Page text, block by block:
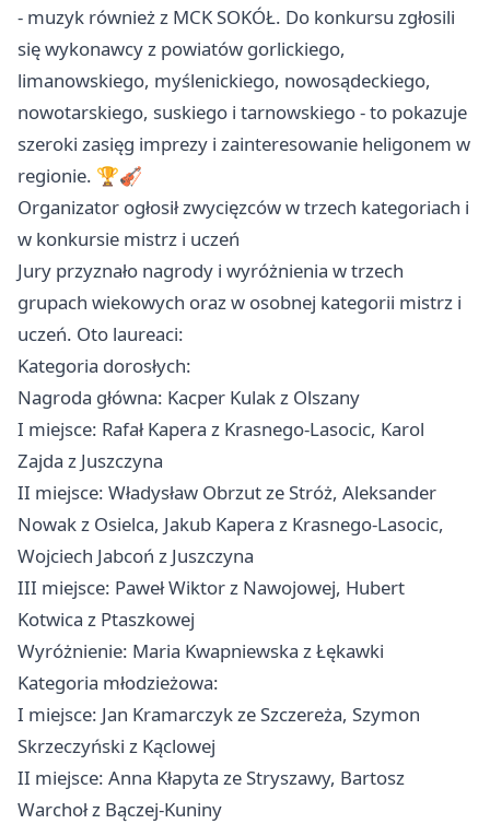
- muzyk również z MCK SOKÓŁ. Do konkursu zgłosili
się wykonawcy z powiatów gorlickiego,
limanowskiego, myślenickiego, nowosądeckiego,
nowotarskiego, suskiego i tarnowskiego - to pokazuje
szeroki zasięg imprezy i zainteresowanie heligonem w
regionie. 🏆🎻
Organizator ogłosił zwycięzców w trzech kategoriach i
w konkursie mistrz i uczeń
Jury przyznało nagrody i wyróżnienia w trzech
grupach wiekowych oraz w osobnej kategorii mistrz i
uczeń. Oto laureaci:
Kategoria dorosłych:
Nagroda główna: Kacper Kulak z Olszany
I miejsce: Rafał Kapera z Krasnego-Lasocic, Karol
Zajda z Juszczyna
II miejsce: Władysław Obrzut ze Stróż, Aleksander
Nowak z Osielca, Jakub Kapera z Krasnego-Lasocic,
Wojciech Jabcoń z Juszczyna
III miejsce: Paweł Wiktor z Nawojowej, Hubert
Kotwica z Ptaszkowej
Wyróżnienie: Maria Kwapniewska z Łękawki
Kategoria młodzieżowa:
I miejsce: Jan Kramarczyk ze Szczereża, Szymon
Skrzeczyński z Kąclowej
II miejsce: Anna Kłapyta ze Stryszawy, Bartosz
Warchoł z Bączej-Kuniny